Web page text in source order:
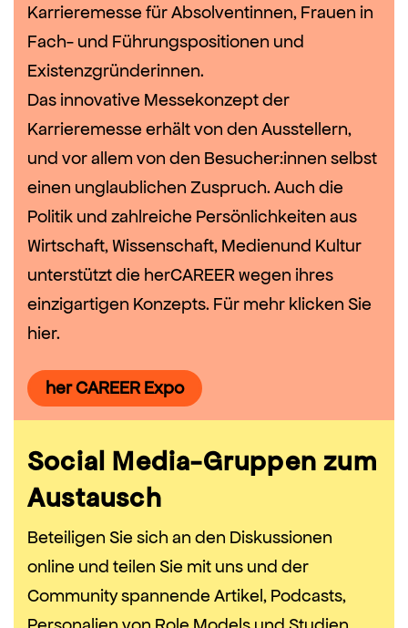
Karrieremesse für Absolventinnen, Frauen in
Fach- und Führungspositionen und
Existenzgründerinnen.
Das innovative Messekonzept der
Karrieremesse erhält von den Ausstellern,
und vor allem von den Besucher:innen selbst
einen unglaublichen Zuspruch. Auch die
Politik und zahlreiche Persönlichkeiten aus
Wirtschaft, Wissenschaft, Medienund Kultur
unterstützt die herCAREER wegen ihres
einzigartigen Konzepts. Für mehr klicken Sie
hier.
her CAREER Expo
Social Media-Gruppen zum
Austausch
Beteiligen Sie sich an den Diskussionen
online und teilen Sie mit uns und der
Community spannende Artikel, Podcasts,